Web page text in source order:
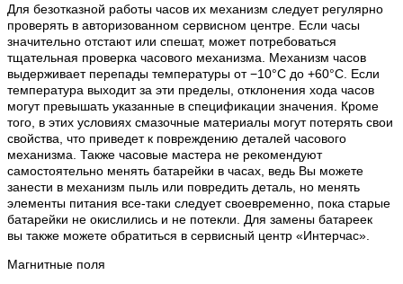
Для безотказной работы часов их механизм следует регулярно
проверять в авторизованном сервисном центре. Если часы
значительно отстают или спешат, может потребоваться
тщательная проверка часового механизма. Механизм часов
выдерживает перепады температуры от −10°C до +60°C. Если
температура выходит за эти пределы, отклонения хода часов
могут превышать указанные в спецификации значения. Кроме
того, в этих условиях смазочные материалы могут потерять свои
свойства, что приведет к повреждению деталей часового
механизма. Также часовые мастера не рекомендуют
самостоятельно менять батарейки в часах, ведь Вы можете
занести в механизм пыль или повредить деталь, но менять
элементы питания все-таки следует своевременно, пока старые
батарейки не окислились и не потекли. Для замены батареек
вы также можете обратиться в сервисный центр «Интерчас».
Магнитные поля